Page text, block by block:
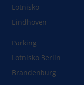
Lotnisko
Eindhoven
Parking
Lotnisko Berlin
Brandenburg